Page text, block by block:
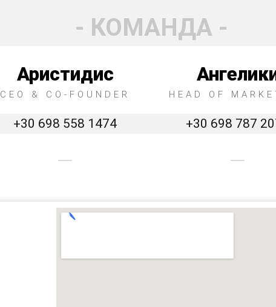
- КОМАНДА -
Аристидис
CEO & CO-FOUNDER
+30 698 558 1474
HEAD OF
+30 698 787